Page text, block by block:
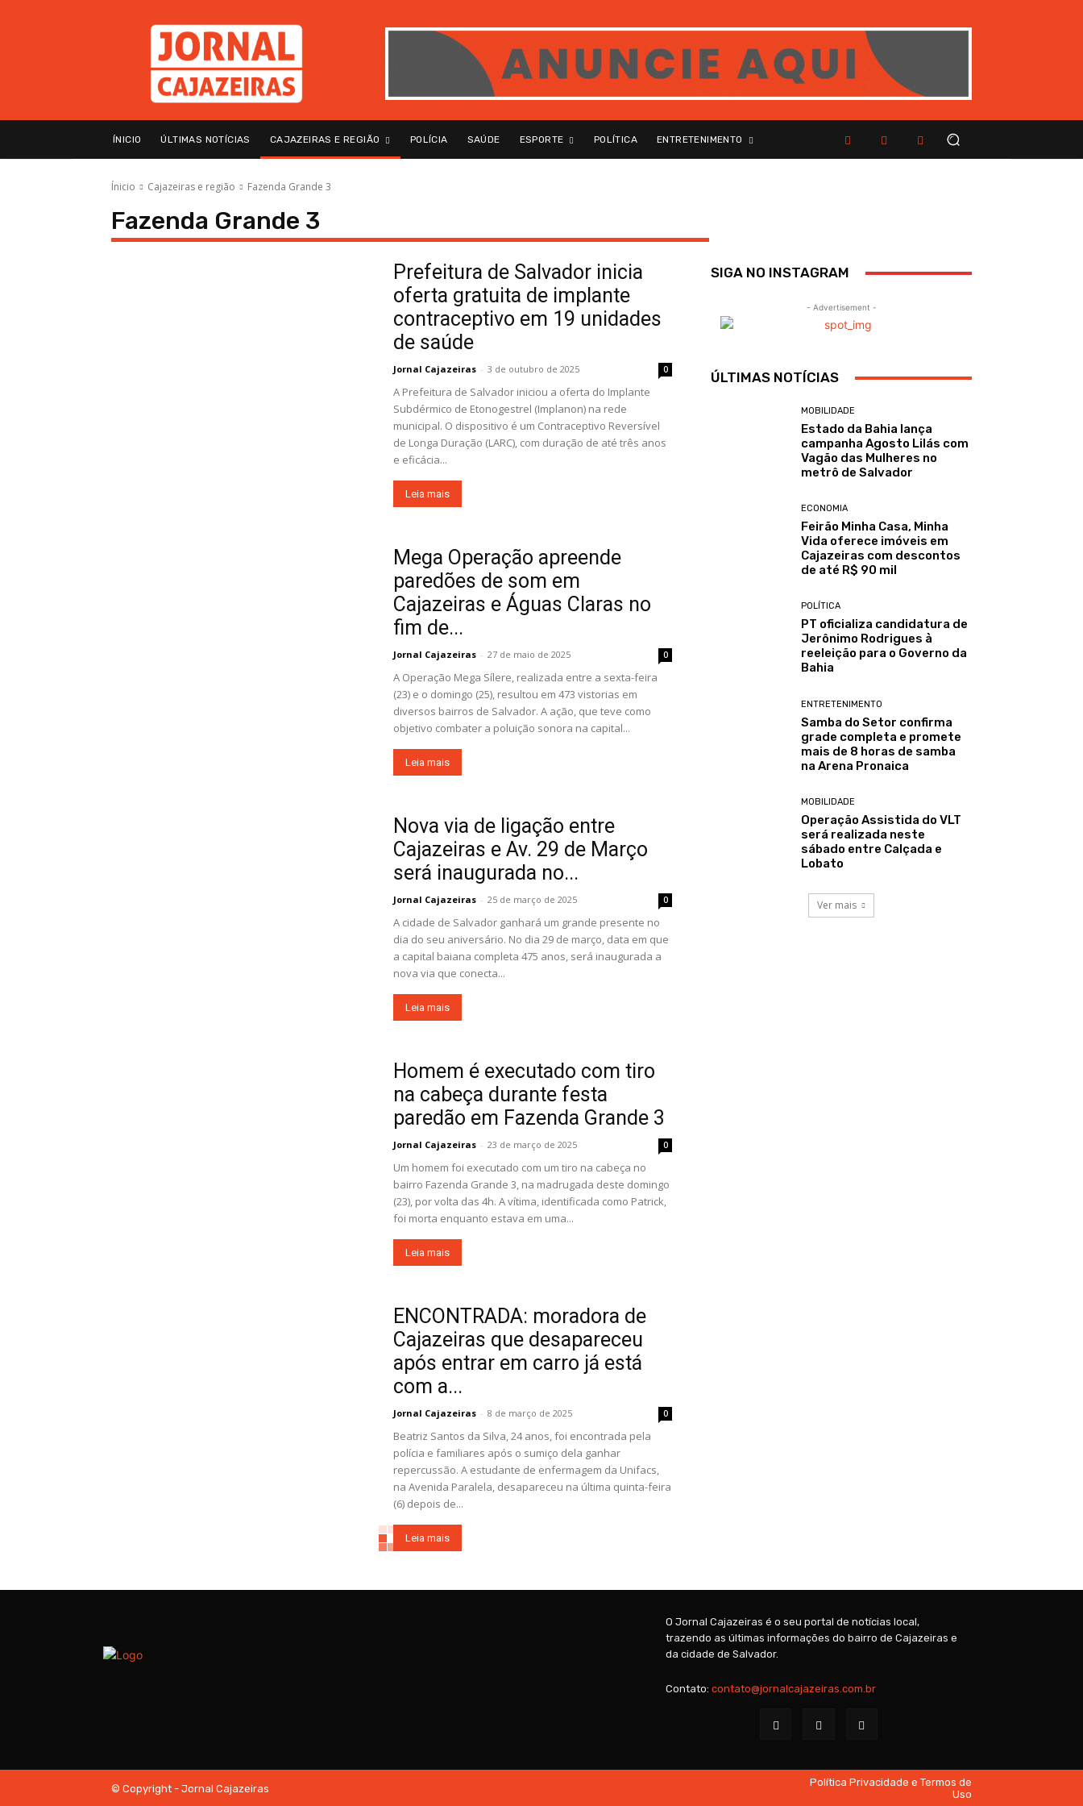
ÍNICIO ÚLTIMAS NOTÍCIAS CAJAZEIRAS E REGIÃO POLÍCIA SAÚDE ESPORTE POLÍTICA ENTRETENIMENTO
Ínicio Cajazeiras e região Fazenda Grande 3
Fazenda Grande 3
Prefeitura de Salvador inicia
oferta gratuita de implante
contraceptivo em 19 unidades
de saúde
Jornal Cajazeiras - 3 de outubro de 2025 0
A Prefeitura de Salvador iniciou a oferta do Implante
Subdérmico de Etonogestrel (Implanon) na rede
municipal. O dispositivo é um Contraceptivo Reversível
de Longa Duração (LARC), com duração de até três anos
e eficácia...
Leia mais
Mega Operação apreende
paredões de som em
Cajazeiras e Águas Claras no
fim de...
Jornal Cajazeiras - 27 de maio de 2025 0
A Operação Mega Sílere, realizada entre a sexta-feira
(23) e o domingo (25), resultou em 473 vistorias em
diversos bairros de Salvador. A ação, que teve como
objetivo combater a poluição sonora na capital...
Leia mais
Nova via de ligação entre
Cajazeiras e Av. 29 de Março
será inaugurada no...
Jornal Cajazeiras - 25 de março de 2025 0
A cidade de Salvador ganhará um grande presente no
dia do seu aniversário. No dia 29 de março, data em que
a capital baiana completa 475 anos, será inaugurada a
nova via que conecta...
Leia mais
Homem é executado com tiro
na cabeça durante festa
paredão em Fazenda Grande 3
Jornal Cajazeiras - 23 de março de 2025 0
Um homem foi executado com um tiro na cabeça no
bairro Fazenda Grande 3, na madrugada deste domingo
(23), por volta das 4h. A vítima, identificada como Patrick,
foi morta enquanto estava em uma...
Leia mais
ENCONTRADA: moradora de
Cajazeiras que desapareceu
após entrar em carro já está
com a...
Jornal Cajazeiras - 8 de março de 2025 0
Beatriz Santos da Silva, 24 anos, foi encontrada pela
polícia e familiares após o sumiço dela ganhar
repercussão. A estudante de enfermagem da Unifacs,
na Avenida Paralela, desapareceu na última quinta-feira
(6) depois de...
Leia mais
SIGA NO INSTAGRAM
- Advertisement -
ÚLTIMAS NOTÍCIAS
MOBILIDADE
Estado da Bahia lança
campanha Agosto Lilás com
Vagão das Mulheres no
metrô de Salvador
ECONOMIA
Feirão Minha Casa, Minha
Vida oferece imóveis em
Cajazeiras com descontos
de até R$ 90 mil
POLÍTICA
PT oficializa candidatura de
Jerônimo Rodrigues à
reeleição para o Governo da
Bahia
ENTRETENIMENTO
Samba do Setor confirma
grade completa e promete
mais de 8 horas de samba
na Arena Pronaica
MOBILIDADE
Operação Assistida do VLT
será realizada neste
sábado entre Calçada e
Lobato
Ver mais
O Jornal Cajazeiras é o seu portal de notícias local,
trazendo as últimas informações do bairro de Cajazeiras e
da cidade de Salvador.
Contato: contato@jornalcajazeiras.com.br
© Copyright - Jornal Cajazeiras
Política Privacidade e Termos de
Uso